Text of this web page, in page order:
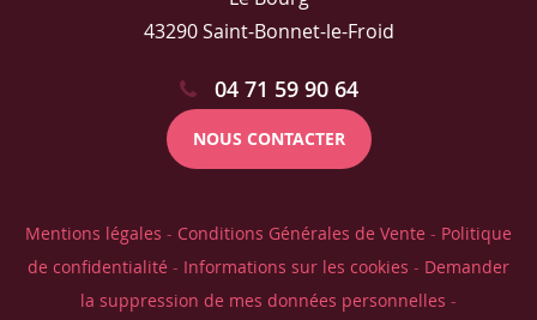
43290 Saint-Bonnet-le-Froid
04 71 59 90 64
NOUS CONTACTER
Mentions légales - Conditions Générales de Vente - Politique
de confidentialité - Informations sur les cookies - Demander
la suppression de mes données personnelles -